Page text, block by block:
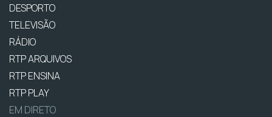
DESPORTO
TELEVISÃO
RÁDIO
RTP ARQUIVOS
RTP ENSINA
RTP PLAY
EM DIRETO